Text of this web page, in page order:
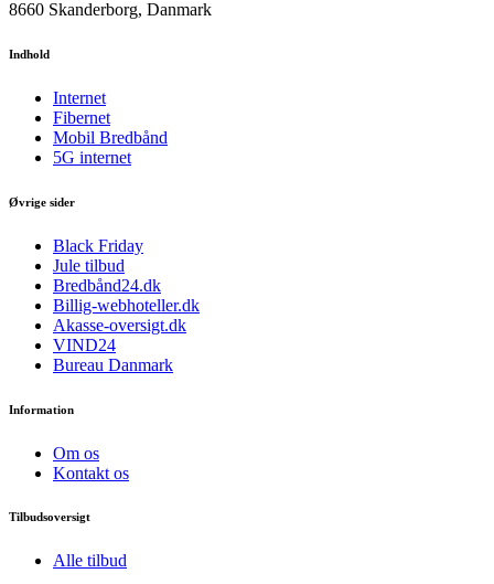
8660 Skanderborg, Danmark
Indhold
Internet
Fibernet
Mobil Bredbånd
5G internet
Øvrige sider
Black Friday
Jule tilbud
Bredbånd24.dk
Billig-webhoteller.dk
Akasse-oversigt.dk
VIND24
Bureau Danmark
Information
Om os
Kontakt os
Tilbudsoversigt
Alle tilbud